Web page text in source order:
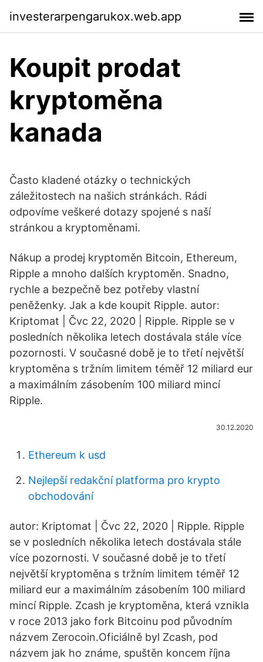
investerarpengarukox.web.app
Koupit prodat
kryptoměna
kanada
Často kladené otázky o technických
záležitostech na našich stránkách. Rádi
odpovíme veškeré dotazy spojené s naší
stránkou a kryptoměnami.
Nákup a prodej kryptoměn Bitcoin, Ethereum,
Ripple a mnoho dalších kryptoměn. Snadno,
rychle a bezpečně bez potřeby vlastní
peněženky. Jak a kde koupit Ripple. autor:
Kriptomat | Čvc 22, 2020 | Ripple. Ripple se v
posledních několika letech dostávala stále více
pozornosti. V současné době je to třetí největší
kryptoměna s tržním limitem téměř 12 miliard eur
a maximálním zásobením 100 miliard mincí
Ripple.
30.12.2020
Ethereum k usd
Nejlepší redakční platforma pro krypto
obchodování
autor: Kriptomat | Čvc 22, 2020 | Ripple. Ripple
se v posledních několika letech dostávala stále
více pozornosti. V současné době je to třetí
největší kryptoměna s tržním limitem téměř 12
miliard eur a maximálním zásobením 100 miliard
mincí Ripple. Zcash je kryptoměna, která vznikla
v roce 2013 jako fork Bitcoinu pod původním
názvem Zerocoin.Oficiálně byl Zcash, pod
názvem jak ho známe, spuštěn koncem října